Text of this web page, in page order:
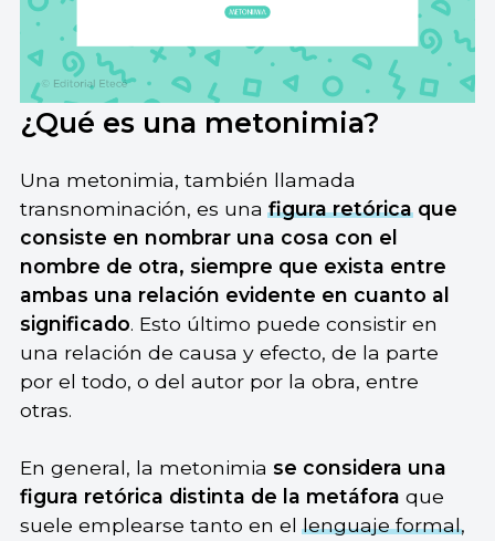
¿Qué es una metonimia?
Una metonimia, también llamada
transnominación, es unafigura retóricaque
consiste en nombrar una cosa con el
nombre de otra, siempre que exista entre
ambas una relación evidente en cuanto al
significado. Esto último puede consistir en
una relación de causa y efecto, de la parte
por el todo, o del autor por la obra, entre
otras.
En general, la metonimia se considera una
figura retórica distinta de la metáfora que
suele emplearse tanto en ellenguaje formal,